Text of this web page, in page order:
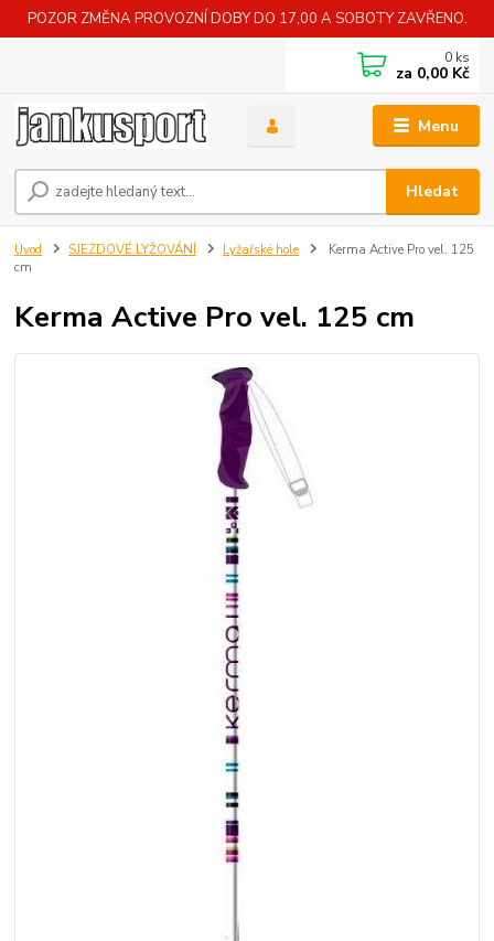
POZOR ZMĚNA PROVOZNÍ DOBY DO 17,00 A SOBOTY ZAVŘENO.
Menu
Hledat
0 ks
za 0,00 Kč
Úvod SJEZDOVÉ LYŽOVÁNÍ Lyžařské hole
Kerma Active Pro vel. 125
cm
Kerma Active Pro vel. 125 cm